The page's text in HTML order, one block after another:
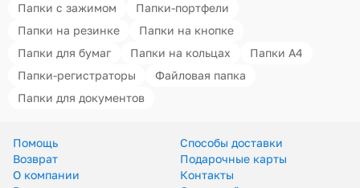
Папки с зажимом
Папки-портфели
Папки на резинке
Папки на кнопке
Папки для бумаг
Папки на кольцах
Папки А4
Папки-регистраторы
Файловая папка
Папки для документов
Помощь
Способы доставки
Возврат
Подарочные карты
О компании
Контакты